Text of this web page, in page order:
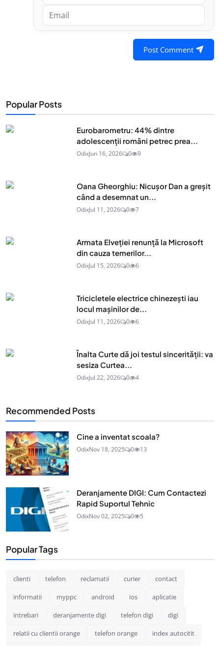
Post Comment
Popular Posts
Eurobarometru: 44% dintre
adolescenţii români petrec prea...
OdixJun 16, 2026 0 9
Oana Gheorghiu: Nicușor Dan a greșit
când a desemnat un...
OdixJul 11, 2026 0 7
Armata Elveției renunță la Microsoft
din cauza temerilor...
OdixJul 15, 2026 0 6
Tricicletele electrice chinezești iau
locul mașinilor de...
OdixJul 11, 2026 0 6
Înalta Curte dă joi testul sincerității: va
sesiza Curtea...
OdixJul 22, 2026 0 4
Recommended Posts
Cine a inventat scoala?
OdixNov 18, 2025 0 13
Deranjamente DIGI: Cum Contactezi
Rapid Suportul Tehnic
OdixNov 02, 2025 0 5
Popular Tags
clienti telefon reclamatii curier contact
informatii myppc android ios aplicatie
intrebari deranjamente digi telefon digi digi
relatii cu clientii orange telefon orange index autocitit